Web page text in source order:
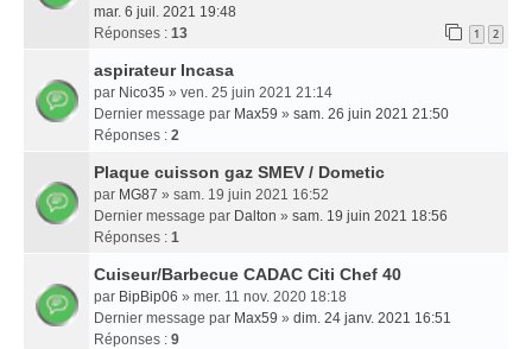
mar. 6 juil. 2021 19:48
Réponses : 13 1 2
aspirateur Incasa
par Nico35 » ven. 25 juin 2021 21:14
Dernier message par Max59 » sam. 26 juin 2021 21:50
Réponses : 2
Plaque cuisson gaz SMEV / Dometic
par MG87 » sam. 19 juin 2021 16:52
Dernier message par Dalton » sam. 19 juin 2021 18:56
Réponses : 1
Cuiseur/Barbecue CADAC Citi Chef 40
par BipBip06 » mer. 11 nov. 2020 18:18
Dernier message par Max59 » dim. 24 janv. 2021 16:51
Réponses : 9